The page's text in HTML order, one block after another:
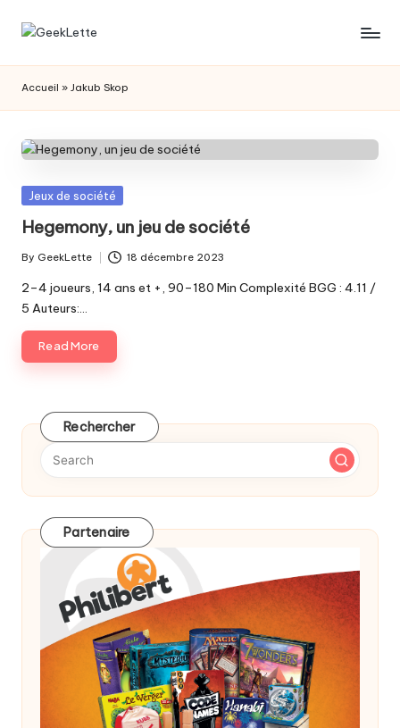
Skip
G
e
e
k
L
e
t
t
e
les
de
société
Accueil » Jakub Skop
Posted
Jeux de société
Hegemony, un jeu de société
Posted
by
By GeekLette 18 décembre 2023
2–4 joueurs, 14 ans et +, 90–180 Min Complexité BGG : 4.11 /
5 Auteurs:…
Read More
Rechercher
Partenaire